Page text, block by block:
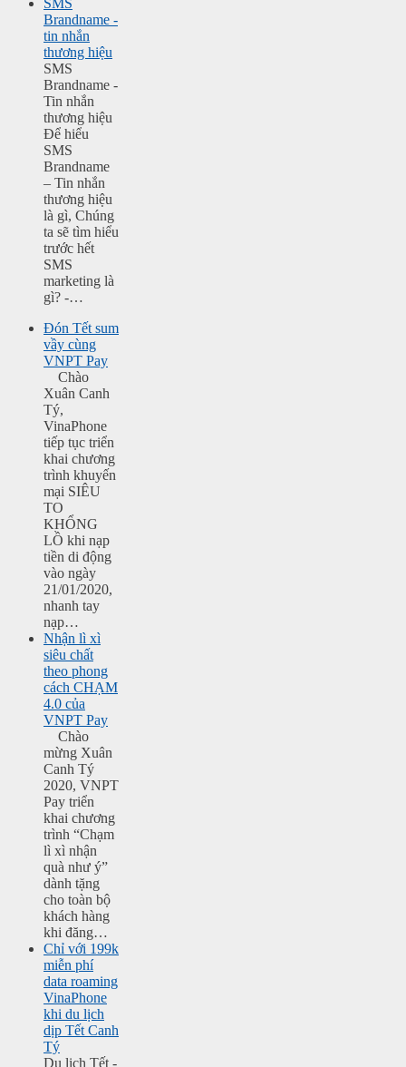
SMS
Brandname -
tin nhắn
thương hiệu
SMS
Brandname -
Tin nhắn
thương hiệu
Để hiểu
SMS
Brandname
– Tin nhắn
thương hiệu
là gì, Chúng
ta sẽ tìm hiểu
trước hết
SMS
marketing là
gì? -…
Đón Tết sum
vầy cùng
VNPT Pay
Chào
Xuân Canh
Tý,
VinaPhone
tiếp tục triển
khai chương
trình khuyến
mại SIÊU
TO
KHỔNG
LỒ khi nạp
tiền di động
vào ngày
21/01/2020,
nhanh tay
nạp…
Nhận lì xì
siêu chất
theo phong
cách CHẠM
4.0 của
VNPT Pay
Chào
mừng Xuân
Canh Tý
2020, VNPT
Pay triển
khai chương
trình “Chạm
lì xì nhận
quà như ý”
dành tặng
cho toàn bộ
khách hàng
khi đăng…
Chỉ với 199k
miễn phí
data roaming
VinaPhone
khi du lịch
dịp Tết Canh
Tý
Du lịch Tết -